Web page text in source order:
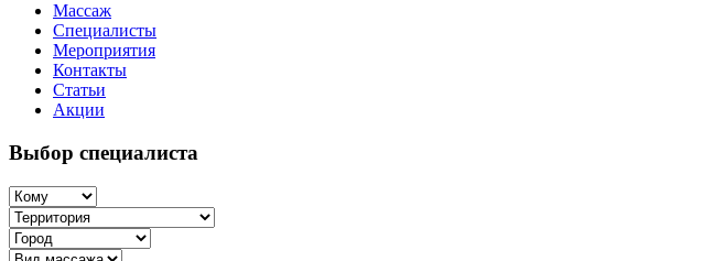
Массаж
Специалисты
Мероприятия
Контакты
Статьи
Акции
Выбор специалиста